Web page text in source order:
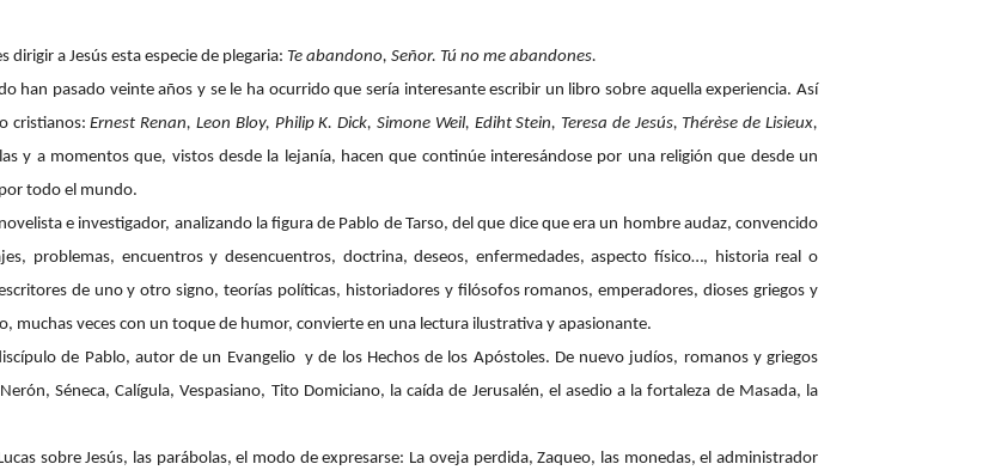
a Jesús esta especie de plegaria: Te abandono, Señor. Tú no me abandones.
han pasado veinte años y se le ha ocurrido que sería interesante escribir un libro sobre aquella experiencia. Así
cristianos:Ernest Renan, Leon Bloy, Philip K. Dick, Simone Weil, Ediht Stein, Teresa de Jesús, Thérèse de Lisieux,
y a momentos que, vistos desde la lejanía, hacen que continúe interesándose por una religión que desde un
todo el mundo.
e investigador, analizando la figura de Pablo de Tarso, del que dice que era un hombre audaz, convencido
problemas, encuentros y desencuentros, doctrina, deseos, enfermedades, aspecto físico…, historia real o
de uno y otro signo, teorías políticas, historiadores y filósofos romanos, emperadores, dioses griegos y
veces con un toque de humor, convierte en una lectura ilustrativa y apasionante.
de Pablo, autor de un Evangelio y de los Hechos de los Apóstoles. De nuevo judíos, romanos y griegos
Séneca, Calígula, Vespasiano, Tito Domiciano, la caída de Jerusalén, el asedio a la fortaleza de Masada, la
sobre Jesús, las parábolas, el modo de expresarse: La oveja perdida, Zaqueo, las monedas, el administrador